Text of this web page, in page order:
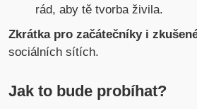
rád, aby tě tvorba živila.
Zkrátka pro začátečníky i
sociálních sítích.
Jak to bude probíhat?